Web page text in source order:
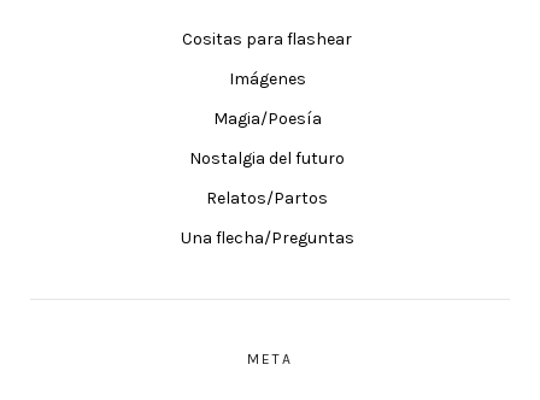
Cositas para flashear
Imágenes
Magia/Poesía
Nostalgia del futuro
Relatos/Partos
Una flecha/Preguntas
META